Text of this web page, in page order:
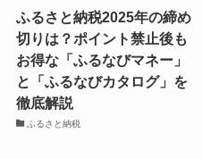
ふるさと納税2025年の締め
切りは？ポイント禁止後も
お得な「ふるなびマネー」
と「ふるなびカタログ」を
徹底解説
ふるさと納税